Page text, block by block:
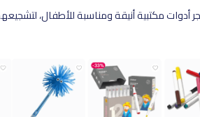
أدوات مكتبية أنيقة ومناسبة للأطفال،